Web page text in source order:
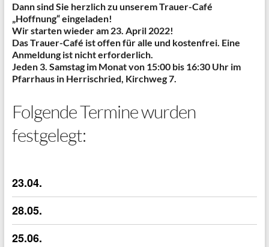
Dann sind Sie herzlich zu unserem Trauer-Café
„Hoffnung“ eingeladen!
Wir starten wieder am 23. April 2022!
Das Trauer-Café ist offen für alle und kostenfrei. Eine
Anmeldung ist nicht erforderlich.
Jeden 3. Samstag im Monat von 15:00 bis 16:30 Uhr im
Pfarrhaus in Herrischried, Kirchweg 7.
Folgende Termine wurden
festgelegt:
23.04.
28.05.
25.06.